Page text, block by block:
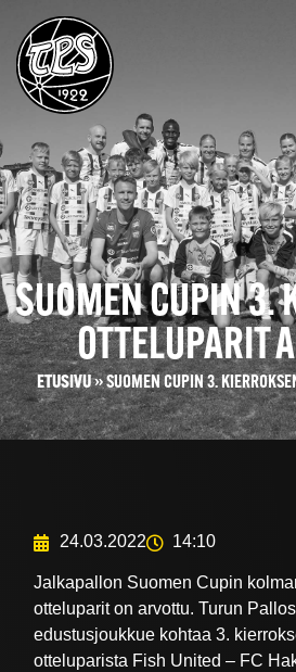
SUOMEN CUPIN 3.
OTTELUPARIT
ETUSIVU»SUOMEN CUPIN 3.
24.03.2022 14:10
Jalkapallon Suomen Cupin
otteluparit on arvottu. Turun
edustusjoukkue kohtaa 3.
otteluparista Fish United – FC